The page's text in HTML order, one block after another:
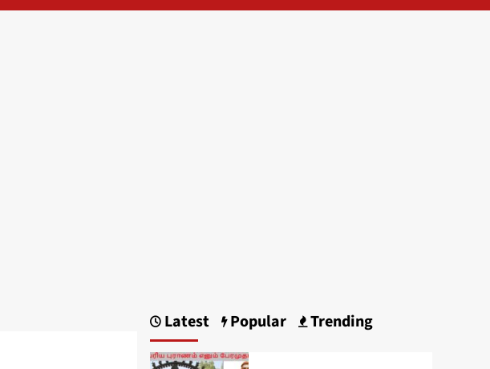
Latest Popular Trending